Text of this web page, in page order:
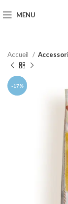
MENU
Accueil
-17%